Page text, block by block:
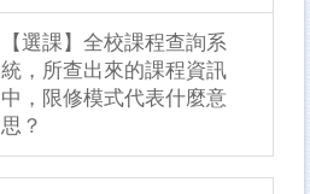
【選課】全校課程查詢系
統，所查出來的課程資訊
中，限修模式代表什麼意
思？